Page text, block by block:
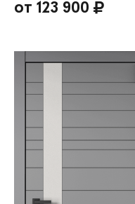
от 123 900